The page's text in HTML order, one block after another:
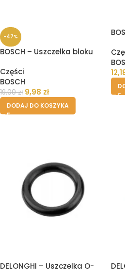
-47%
BOSCH – Uszczelka bloku
Części
BOSCH
19,00zł 9,98 zł
DODAJ DO KOSZYKA
DELONGHI – Uszczelka O-